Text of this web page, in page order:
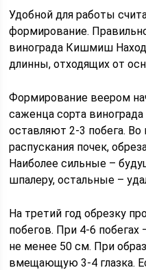
Удобной для работы
формирование.
винограда Кишмиш
длинны, отходящих от
Формирование веером
саженца сорта
оставляют 2-3 побега. Во
распускания почек,
Наиболее сильные –
шпалеру, остальные –
На третий год обрезку
побегов. При 4-6 побегах
не менее 50 см. При
вмещающую 3-4 глазка.